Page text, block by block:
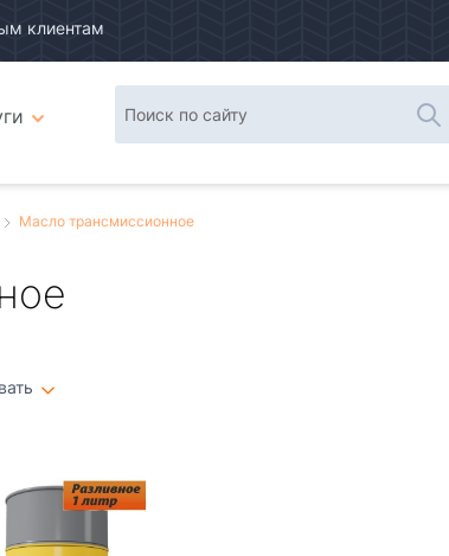
клиентам
Масло трансмиссионное